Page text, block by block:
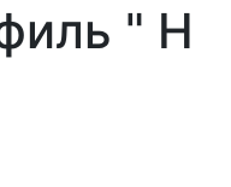
" H